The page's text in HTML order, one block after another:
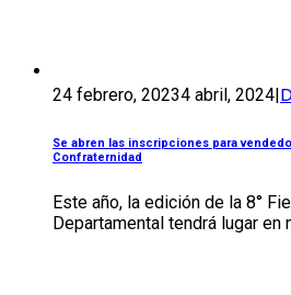
24 febrero, 20234 abril, 2024|
Se abren las inscripciones para
Confraternidad
Este año, la edición de la 8°
Departamental tendrá lugar en